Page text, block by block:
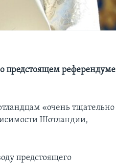
предстоящем референдуме
«очень тщательно
Шотландии,
предстоящего